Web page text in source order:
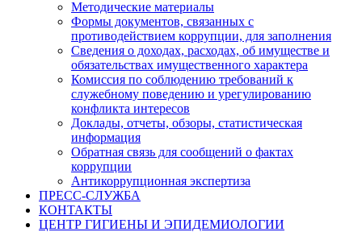
Методические материалы
Формы документов, связанных с
противодействием коррупции, для заполнения
Сведения о доходах, расходах, об имуществе и
обязательствах имущественного характера
Комиссия по соблюдению требований к
служебному поведению и урегулированию
конфликта интересов
Доклады, отчеты, обзоры, статистическая
информация
Обратная связь для сообщений о фактах
коррупции
Антикоррупционная экспертиза
ПРЕСС-СЛУЖБА
КОНТАКТЫ
ЦЕНТР ГИГИЕНЫ И ЭПИДЕМИОЛОГИИ